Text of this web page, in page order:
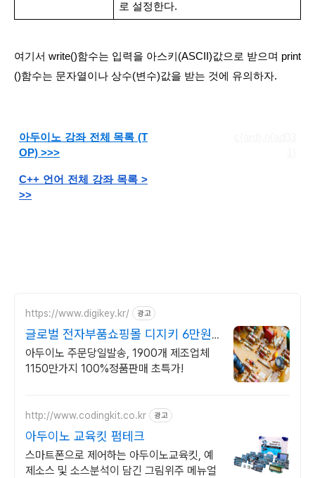
로 설정한다.
여기서 write()함수는 입력을 아스키(ASCII)값으로 받으며 print
()함수는 문자열이나 상수(변수)값을 받는 것에 유의하자.
아두이노 강좌 전체 목록 (T
OP) >>>
C++ 언어 전체 강좌 목록 >
>>
https://www.digikey.kr/ 광고
글로벌 전자부품쇼핑몰 디지키 6만원
이상 무료배송,당일발송
아두이노 주문당일발송, 1900개 제조업체
1150만가지 100%정품판매 초특가!
http://www.codingkit.co.kr 광고
아두이노 교육킷 펌테크
스마트폰으로 제어하는 아두이노교육킷, 예
제소스 및 소스분석이 담긴 그림위주 메뉴얼